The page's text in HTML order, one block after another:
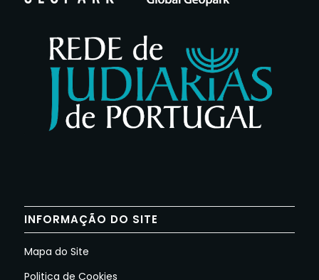
INFORMAÇÃO DO SITE
Mapa do Site
Politica de Cookies